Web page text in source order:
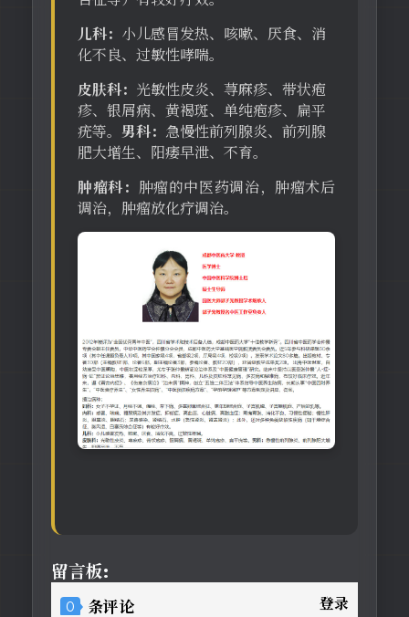
儿科： 小儿感冒发热、咳嗽、厌食、消
化不良、过敏性哮喘。
皮肤科： 光敏性皮炎、荨麻疹、带状疱
疹、银屑病、黄褐斑、单纯疱疹、扁平
疣等。 男科： 急慢性前列腺炎、前列腺
肥大增生、阳痿早泄、不育。
肿瘤科： 肿瘤的中医药调治，肿瘤术后
调治，肿瘤放化疗调治。
留言板:
0 条评论
登录